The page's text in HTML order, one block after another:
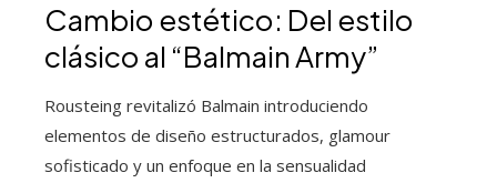
Cambio estético: Del estilo
clásico al “Balmain Army”
Rousteing revitalizó Balmain introduciendo
elementos de diseño estructurados, glamour
sofisticado y un enfoque en la sensualidad